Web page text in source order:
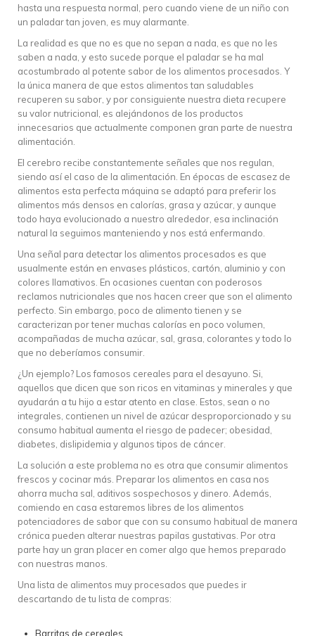
hasta una respuesta normal, pero cuando viene de un niño con
un paladar tan joven, es muy alarmante.
La realidad es que no es que no sepan a nada, es que no les
saben a nada, y esto sucede porque el paladar se ha mal
acostumbrado al potente sabor de los alimentos procesados. Y
la única manera de que estos alimentos tan saludables
recuperen su sabor, y por consiguiente nuestra dieta recupere
su valor nutricional, es alejándonos de los productos
innecesarios que actualmente componen gran parte de nuestra
alimentación.
El cerebro recibe constantemente señales que nos regulan,
siendo así el caso de la alimentación. En épocas de escasez de
alimentos esta perfecta máquina se adaptó para preferir los
alimentos más densos en calorías, grasa y azúcar, y aunque
todo haya evolucionado a nuestro alrededor, esa inclinación
natural la seguimos manteniendo y nos está enfermando.
Una señal para detectar los alimentos procesados es que
usualmente están en envases plásticos, cartón, aluminio y con
colores llamativos. En ocasiones cuentan con poderosos
reclamos nutricionales que nos hacen creer que son el alimento
perfecto. Sin embargo, poco de alimento tienen y se
caracterizan por tener muchas calorías en poco volumen,
acompañadas de mucha azúcar, sal, grasa, colorantes y todo lo
que no deberíamos consumir.
¿Un ejemplo? Los famosos cereales para el desayuno. Si,
aquellos que dicen que son ricos en vitaminas y minerales y que
ayudarán a tu hijo a estar atento en clase. Estos, sean o no
integrales, contienen un nivel de azúcar desproporcionado y su
consumo habitual aumenta el riesgo de padecer; obesidad,
diabetes, dislipidemia y algunos tipos de cáncer.
La solución a este problema no es otra que consumir alimentos
frescos y cocinar más. Preparar los alimentos en casa nos
ahorra mucha sal, aditivos sospechosos y dinero. Además,
comiendo en casa estaremos libres de los alimentos
potenciadores de sabor que con su consumo habitual de manera
crónica pueden alterar nuestras papilas gustativas. Por otra
parte hay un gran placer en comer algo que hemos preparado
con nuestras manos.
Una lista de alimentos muy procesados que puedes ir
descartando de tu lista de compras:
Barritas de cereales